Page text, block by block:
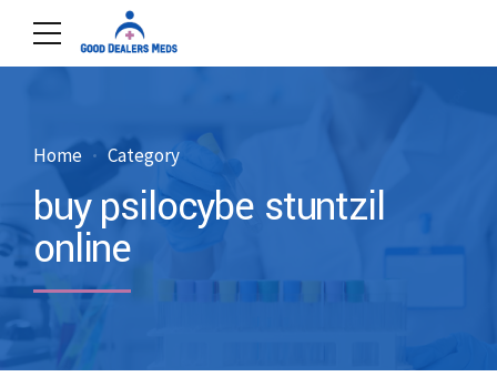
Home Category
buy psilocybe stuntzil
online